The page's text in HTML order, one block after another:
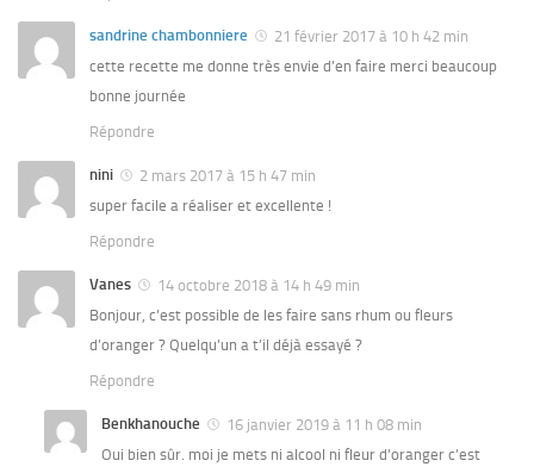
sandrine chambonniere
21 février 2017 à 10 h 42 min
cette recette me donne très envie d’en faire merci beaucoup
bonne journée
Répondre
nini
2 mars 2017 à 15 h 47 min
super facile a réaliser et excellente !
Répondre
Vanes
14 octobre 2018 à 14 h 49 min
Bonjour, c’est possible de les faire sans rhum ou fleurs
d’oranger ? Quelqu’un a t’il déjà essayé ?
Répondre
Benkhanouche
16 janvier 2019 à 11 h 08 min
Oui bien sûr. moi je mets ni alcool ni fleur d’oranger c’est